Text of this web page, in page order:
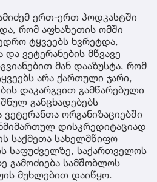
ერთ-ერთ პოდკასტში
რომ აფხაზეთის ომში
ტყვეებს ხვრეტდა,
და ვეტერანების მწვავე
მან დააზუსტა, რომ
არა ქართული ჯარი,
დაკარგვით გამწარებული
განცხადებებს
ორგანიზაციებში
დისკრედიტაციად
საქმეთა სახელმწიფო
საფუძველზე, საქართველოს
გამოძიება სამშობლოს
მუხლებით დაიწყო.